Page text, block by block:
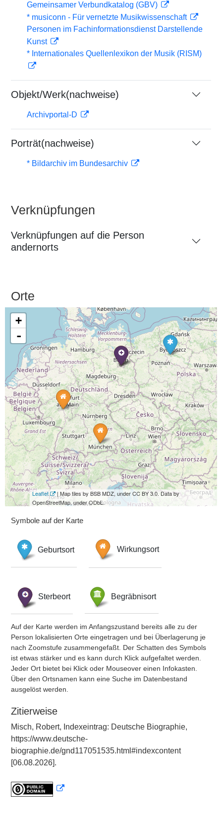
Gemeinsamer Verbundkatalog (GBV)
* musiconn - Für vernetzte Musikwissenschaft
Personen im Fachinformationsdienst Darstellende
Kunst
* Internationales Quellenlexikon der Musik (RISM)
Objekt/Werk(nachweise)
Archivportal-D
Porträt(nachweise)
* Bildarchiv im Bundesarchiv
Verknüpfungen
Verknüpfungen auf die Person
andernorts
Orte
+
-
Leaflet
| Map tiles by BSB MDZ, under CC BY 3.0. Data by
OpenStreetMap, under ODbL.
Symbole auf der Karte
Geburtsort Wirkungsort
Sterbeort Begräbnisort
Auf der Karte werden im Anfangszustand bereits alle zu der
Person lokalisierten Orte eingetragen und bei Überlagerung je
nach Zoomstufe zusammengefaßt. Der Schatten des Symbols
ist etwas stärker und es kann durch Klick aufgefaltet werden.
Jeder Ort bietet bei Klick oder Mouseover einen Infokasten.
Über den Ortsnamen kann eine Suche im Datenbestand
ausgelöst werden.
Zitierweise
Misch, Robert, Indexeintrag: Deutsche Biographie,
https://www.deutsche-
biographie.de/gnd117051535.html#indexcontent
[06.08.2026].